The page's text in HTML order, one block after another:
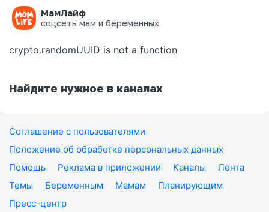
МамЛайф
соцсеть мам и беременных
Ошибка на странице
crypto.randomUUID is not a function
Найдите нужное в каналах
Соглашение с пользователями
Положение об обработке персональных данных
Помощь
Реклама в приложении Каналы
Лента
Темы
Беременным Мамам
Планирующим
Пресс-центр